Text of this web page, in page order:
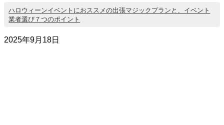
ハロウィーンイベントにおススメの出張マジックプランと、イベント
業者選び７つのポイント
2025年9月18日